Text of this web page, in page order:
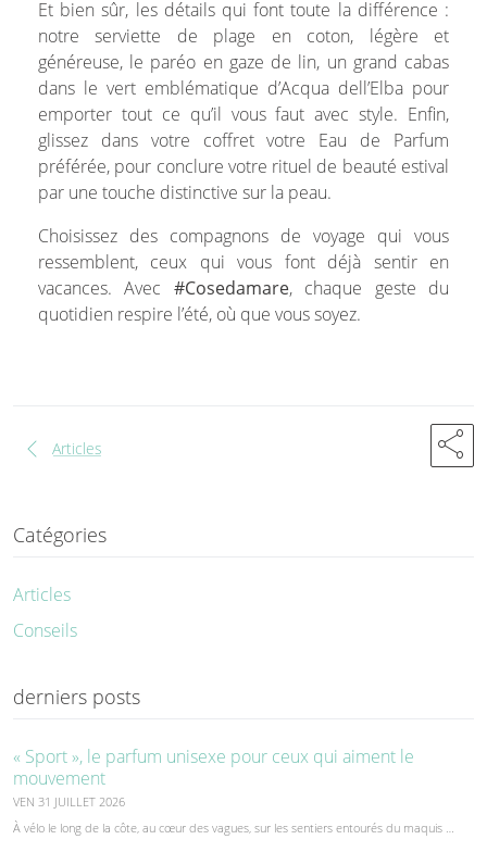
Et bien sûr, les détails qui font toute la différence :
notre serviette de plage en coton, légère et
généreuse, le paréo en gaze de lin, un grand cabas
dans le vert emblématique d’Acqua dell’Elba pour
emporter tout ce qu’il vous faut avec style. Enfin,
glissez dans votre coffret votre Eau de Parfum
préférée, pour conclure votre rituel de beauté estival
par une touche distinctive sur la peau.
Choisissez des compagnons de voyage qui vous
ressemblent, ceux qui vous font déjà sentir en
vacances. Avec #Cosedamare, chaque geste du
quotidien respire l’été, où que vous soyez.
chevron_left Articles share
Catégories
Articles
Conseils
derniers posts
« Sport », le parfum unisexe pour ceux qui aiment le
mouvement
VEN 31 JUILLET 2026
À vélo le long de la côte, au cœur des vagues, sur les sentiers entourés du maquis …